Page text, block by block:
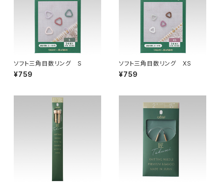
ソフト三角目数リング S
¥759
ソフト三角目数リング XS
¥759